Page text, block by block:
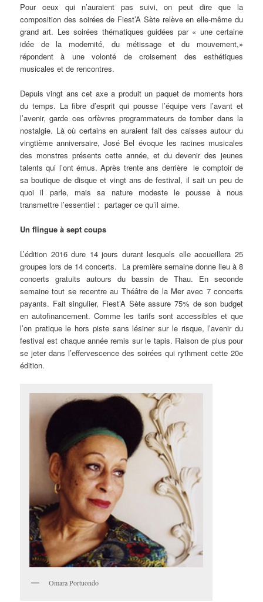
Pour ceux qui n’auraient pas suivi, on peut dire que la
composition des soirées de Fiest’A Sète relève en elle-même du
grand art. Les soirées thématiques guidées par « une certaine
idée de la modernité, du métissage et du mouvement,»
répondent à une volonté de croisement des esthétiques
musicales et de rencontres.
Depuis vingt ans cet axe a produit un paquet de moments hors
du temps. La fibre d’esprit qui pousse l’équipe vers l’avant et
l’avenir, garde ces orfèvres programmateurs de tomber dans la
nostalgie. Là où certains en auraient fait des caisses autour du
vingtième anniversaire, José Bel évoque les racines musicales
des monstres présents cette année, et du devenir des jeunes
talents qui l’ont émus. Après trente ans derrière le comptoir de
sa boutique de disque et vingt ans de festival, il sait un peu de
quoi il parle, mais sa nature modeste le pousse à nous
transmettre l’essentiel : partager ce qu’il aime.
Un flingue à sept coups
L’édition 2016 dure 14 jours durant lesquels elle accueillera 25
groupes lors de 14 concerts. La première semaine donne lieu à 8
concerts gratuits autours du bassin de Thau. En seconde
semaine tout se recentre au Théâtre de la Mer avec 7 concerts
payants. Fait singulier, Fiest’A Sète assure 75% de son budget
en autofinancement. Comme les tarifs sont accessibles et que
l’on pratique le hors piste sans lésiner sur le risque, l’avenir du
festival est chaque année remis sur le tapis. Raison de plus pour
se jeter dans l’effervescence des soirées qui rythment cette 20e
édition.
Omara Portuondo